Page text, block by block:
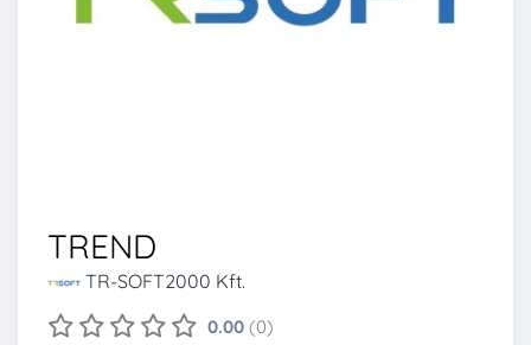
TREND
TR-SOFT2000 Kft.
0.00 (0)